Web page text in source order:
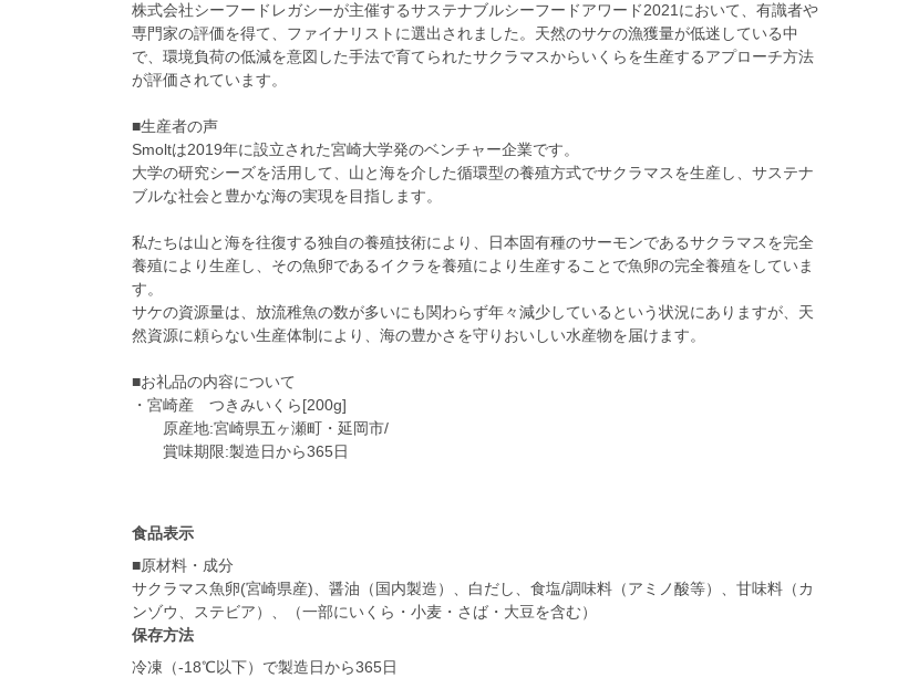
株式会社シーフードレガシーが主催するサステナブルシーフードアワード2021において、有識者や
専門家の評価を得て、ファイナリストに選出されました。天然のサケの漁獲量が低迷している中
で、環境負荷の低減を意図した手法で育てられたサクラマスからいくらを生産するアプローチ方法
が評価されています。
■生産者の声
Smoltは2019年に設立された宮崎大学発のベンチャー企業です。
大学の研究シーズを活用して、山と海を介した循環型の養殖方式でサクラマスを生産し、サステナ
ブルな社会と豊かな海の実現を目指します。
私たちは山と海を往復する独自の養殖技術により、日本固有種のサーモンであるサクラマスを完全
養殖により生産し、その魚卵であるイクラを養殖により生産することで魚卵の完全養殖をしていま
す。
サケの資源量は、放流稚魚の数が多いにも関わらず年々減少しているという状況にありますが、天
然資源に頼らない生産体制により、海の豊かさを守りおいしい水産物を届けます。
■お礼品の内容について
・宮崎産 つきみいくら[200g]
原産地:宮崎県五ヶ瀬町・延岡市/
賞味期限:製造日から365日
食品表示
■原材料・成分
サクラマス魚卵(宮崎県産)、醤油（国内製造）、白だし、食塩/調味料（アミノ酸等）、甘味料（カ
ンゾウ、ステビア）、（一部にいくら・小麦・さば・大豆を含む）
保存方法
冷凍（‐18℃以下）で製造日から365日